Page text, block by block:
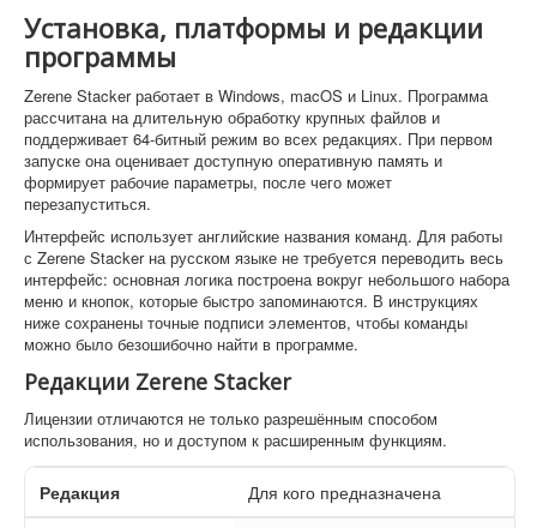
Установка, платформы и редакции
программы
Zerene Stacker работает в Windows, macOS и Linux. Программа
рассчитана на длительную обработку крупных файлов и
поддерживает 64-битный режим во всех редакциях. При первом
запуске она оценивает доступную оперативную память и
формирует рабочие параметры, после чего может
перезапуститься.
Интерфейс использует английские названия команд. Для работы
с Zerene Stacker на русском языке не требуется переводить весь
интерфейс: основная логика построена вокруг небольшого набора
меню и кнопок, которые быстро запоминаются. В инструкциях
ниже сохранены точные подписи элементов, чтобы команды
можно было безошибочно найти в программе.
Редакции Zerene Stacker
Лицензии отличаются не только разрешённым способом
использования, но и доступом к расширенным функциям.
Редакция Для кого предназначена